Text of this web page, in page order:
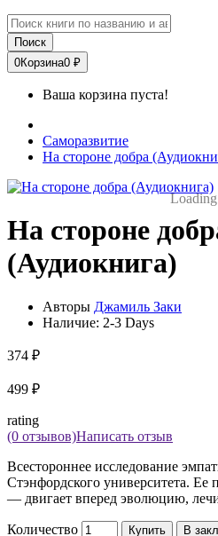
Поиск
0Корзина0 ₽
Ваша корзина пуста!
Саморазвитие
На стороне добра
На стороне
(Аудиокнига)
Авторы Джамиль Заки
Наличие: 2-3 Days
374 ₽
499 ₽
rating
(0 отзывов)Написать отзыв
Всестороннее исследование
Стэнфордского университета. Ее
— двигает вперед эволюцию,
Количество Купить В